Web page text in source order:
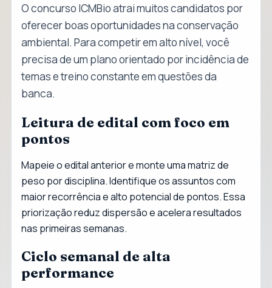
O concurso ICMBio atrai muitos candidatos por
oferecer boas oportunidades na conservação
ambiental. Para competir em alto nível, você
precisa de um plano orientado por incidência de
temas e treino constante em questões da
banca.
Leitura de edital com foco em
pontos
Mapeie o edital anterior e monte uma matriz de
peso por disciplina. Identifique os assuntos com
maior recorrência e alto potencial de pontos. Essa
priorização reduz dispersão e acelera resultados
nas primeiras semanas.
Ciclo semanal de alta
performance